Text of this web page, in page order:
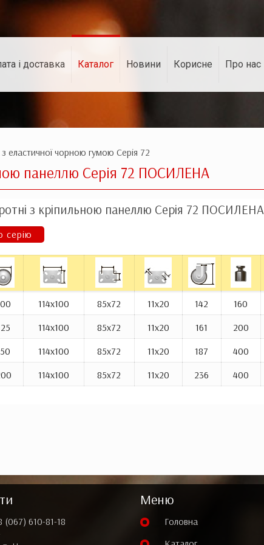
і доставка Каталог Новини Корисне Про нас
еластичної чорною гумою Серія 72
панеллю Серія 72 ПОСИЛЕНА
з кріпильною панеллю Серія 72 ПОСИЛЕНА
серію
114х100 85х72 11x20 142 160
114х100 85х72 11x20 161 200
114х100 85х72 11х20 187 400
114х100 85х72 11x20 236 400
(067) 610-81-18
Меню
Головна